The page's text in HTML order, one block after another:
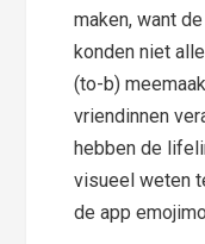
maken, want
konden niet
(to-b)
vriendinnen
hebben de
visueel weten
de app